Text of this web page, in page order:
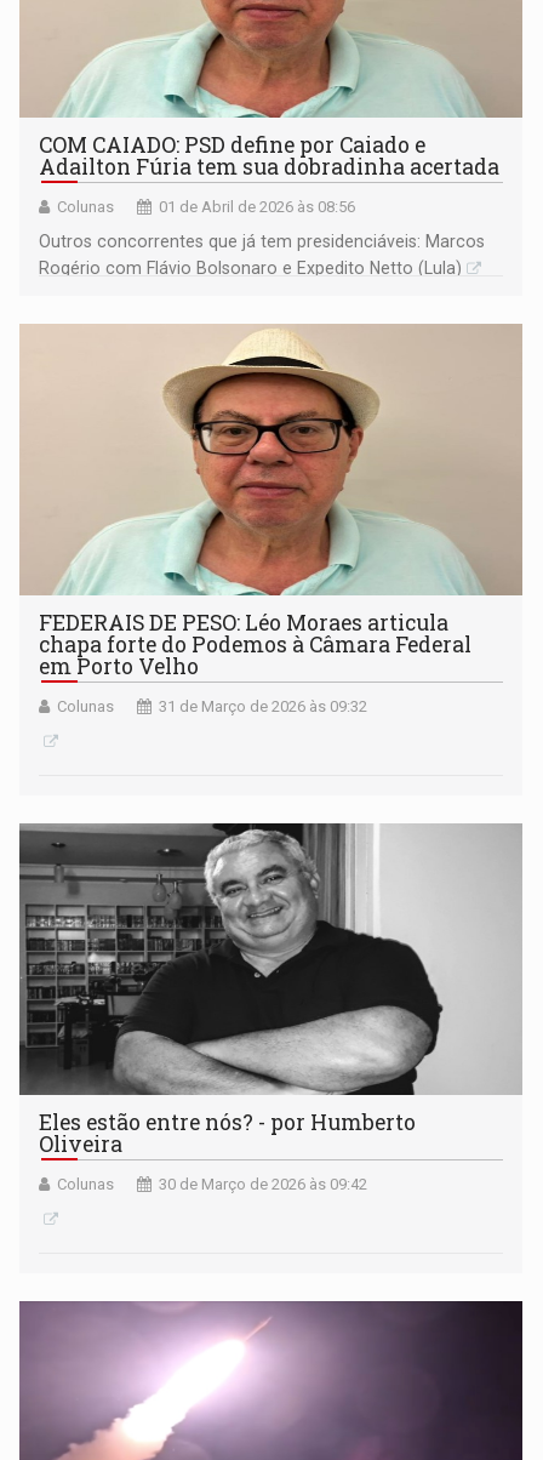
COM CAIADO: PSD define por Caiado e
Adailton Fúria tem sua dobradinha acertada
Colunas 01 de Abril de 2026 às 08:56
Outros concorrentes que já tem presidenciáveis: Marcos
Rogério com Flávio Bolsonaro e Expedito Netto (Lula)
FEDERAIS DE PESO: Léo Moraes articula
chapa forte do Podemos à Câmara Federal
em Porto Velho
Colunas 31 de Março de 2026 às 09:32
Eles estão entre nós? - por Humberto
Oliveira
Colunas 30 de Março de 2026 às 09:42